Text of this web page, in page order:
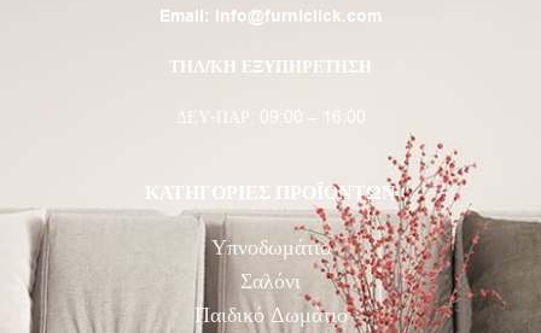
Email: info@furniclick.com
ΤΗΛ/ΚΗ ΕΞΥΠΗΡΕΤΗΣΗ
ΔΕΥ-ΠΑΡ: 09:00 – 16:00
ΚΑΤΗΓΟΡΙΕΣ ΠΡΟΪΟΝΤΩΝ
Υπνοδωμάτιο
Σαλόνι
Παιδικό Δωμάτιο